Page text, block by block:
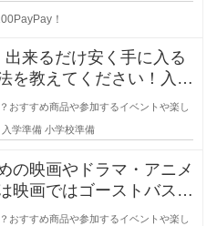
！
来るだけ安く手に入る
を教えてください！入学
欲しいリス
おすすめ商品や参加するイベントや楽し
入学準備 小学校準備
の映画やドラマ・アニメ
映画ではゴーストバスタ
す！ゴース
おすすめ商品や参加するイベントや楽し